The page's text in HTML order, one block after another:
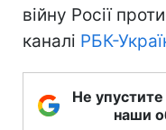
війну Росії
каналі РБК-
Не
наши